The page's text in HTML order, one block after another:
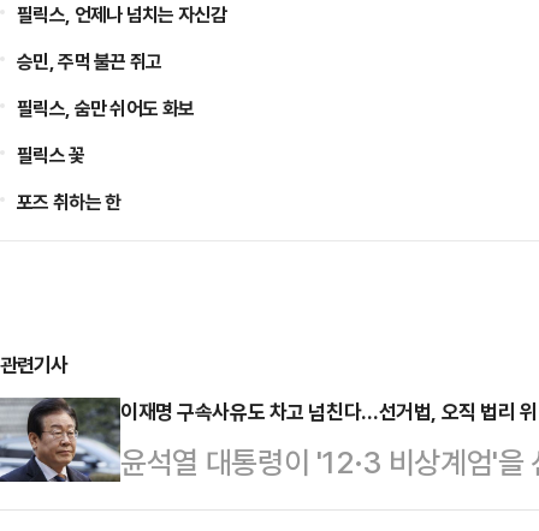
필릭스, 언제나 넘치는 자신감
승민, 주먹 불끈 쥐고
필릭스, 숨만 쉬어도 화보
필릭스 꽃
포즈 취하는 한
관련기사
이재명 구속사유도 차고 넘친다…선거법, 오직 법리
윤석열 대통령이 '12·3 비상계엄'
헌정사상 현직 대통령의 인신이 구